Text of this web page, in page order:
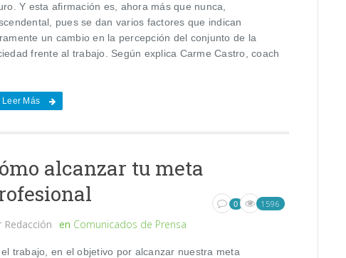
Y esta afirmación es, ahora más que nunca,
pues se dan varios factores que indican
un cambio en la percepción del conjunto de la
frente al trabajo. Según explica Carme Castro, coach
Leer Más
alcanzar tu meta
Redacción en Comunicados de Prensa
0 1596
el trabajo, en el objetivo por alcanzar nuestra meta